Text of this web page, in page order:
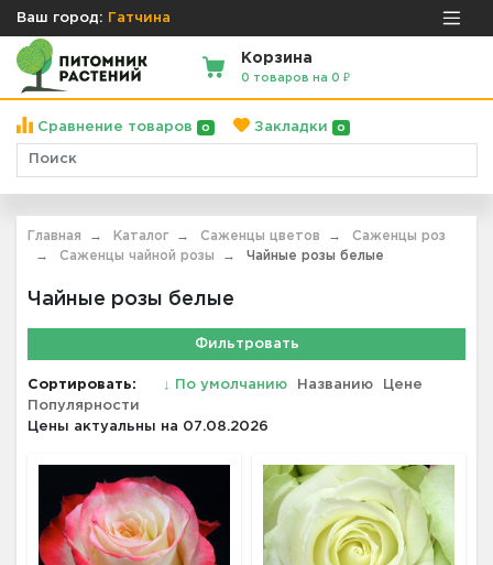
Ваш город: Гатчина
Корзина
0 товаров на 0 ₽
Сравнение товаров 0 Закладки 0
Главная Каталог Саженцы цветов
Саженцы роз
Саженцы чайной розы
Чайные розы белые
Чайные розы белые
Фильтровать
Сортировать: ↓ По умолчанию Названию
Цене
Популярности
Цены актуальны на 07.08.2026